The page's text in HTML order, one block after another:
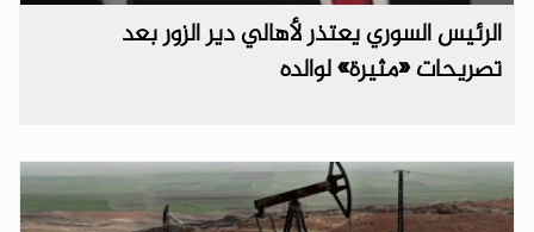
الرئيس السوري يعتذر لأهالي دير الزور بعد
تصريحات «مثيرة» لوالده